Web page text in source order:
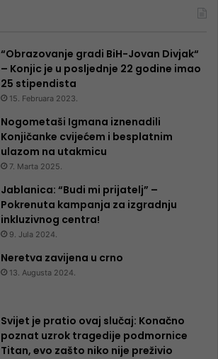
“Obrazovanje gradi BiH-Jovan Divjak“
– Konjic je u posljednje 22 godine imao
25 ​​stipendista
15. Februara 2023.
Nogometaši Igmana iznenadili
Konjičanke cvijećem i besplatnim
ulazom na utakmicu
7. Marta 2025.
Jablanica: “Budi mi prijatelj” –
Pokrenuta kampanja za izgradnju
inkluzivnog centra!
9. Jula 2024.
Neretva zavijena u crno
13. Augusta 2024.
Svijet je pratio ovaj slučaj: Konačno
poznat uzrok tragedije podmornice
Titan, evo zašto niko nije preživio